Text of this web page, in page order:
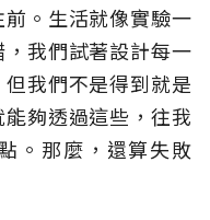
。生活就像實驗一
我們試著設計每一
我們不是得到就是
夠透過這些，往我
。那麼，還算失敗